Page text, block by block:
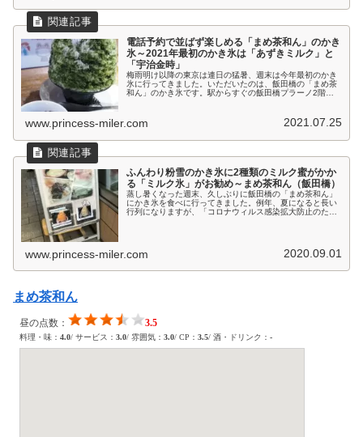
電話予約で並ばず楽しめる「まめ茶和ん」のかき
氷～2021年最初のかき氷は「あずきミルク」と
「宇治金時」
梅雨明け以降の東京は連日の猛暑、週末は今年最初のかき
氷に行ってきました。いただいたのは、飯田橋の「まめ茶
和ん」のかき氷です。駅からすぐの飯田橋プラーノ2階に
www.princess-miler.com 2021.07.25
ふんわり粉雪のかき氷に2種類のミルク蜜がかか
る「ミルク氷」がお勧め～まめ茶和ん（飯田橋）
蒸し暑くなった週末、久しぶりに飯田橋の「まめ茶和ん」
にかき氷を食べに行ってきました。例年、夏になると長い
行列になりますが、「コロナウィルス感染拡大防止のため
www.princess-miler.com 2020.09.01
まめ茶和ん